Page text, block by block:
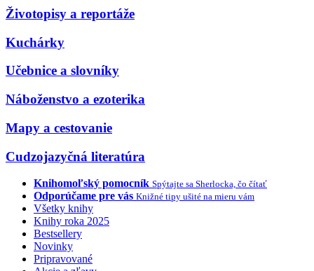
Životopisy a reportáže
Kuchárky
Učebnice a slovníky
Náboženstvo a ezoterika
Mapy a cestovanie
Cudzojazyčná literatúra
Knihomoľský pomocník Spýtajte sa Sherlocka, čo čítať
Odporúčame pre vás Knižné tipy ušité na mieru vám
Všetky knihy
Knihy roka 2025
Bestsellery
Novinky
Pripravované